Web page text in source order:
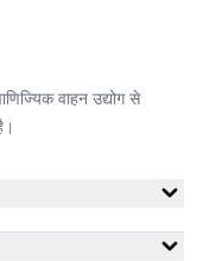
वाहन उद्योग से